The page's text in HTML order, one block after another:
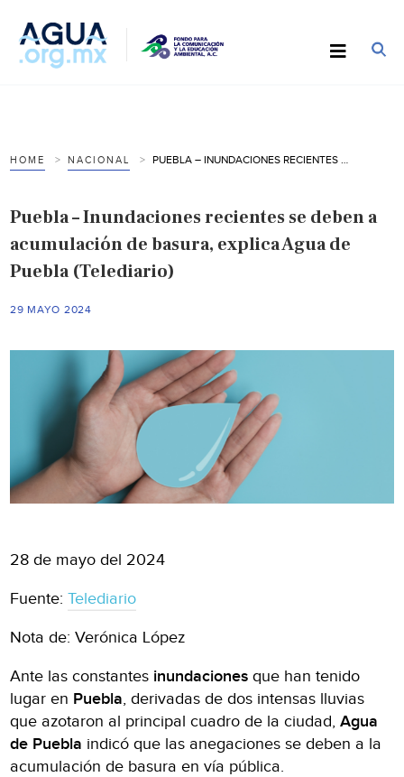
HOME NACIONAL
Puebla – Inundaciones recientes se deben a
acumulación de basura, explica Agua de
Puebla (Telediario)
29 MAYO 2024
28 de mayo del 2024
Fuente:Telediario
Nota de: Verónica López
Ante las constantes inundaciones que han tenido
lugar en Puebla, derivadas de dos intensas lluvias
que azotaron al principal cuadro de la ciudad,Agua
de Puebla indicó que las anegaciones se deben a la
acumulación de basura en vía pública.